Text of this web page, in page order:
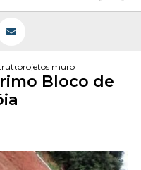
de arrimo
projetos muro de arrimo
Bloco de